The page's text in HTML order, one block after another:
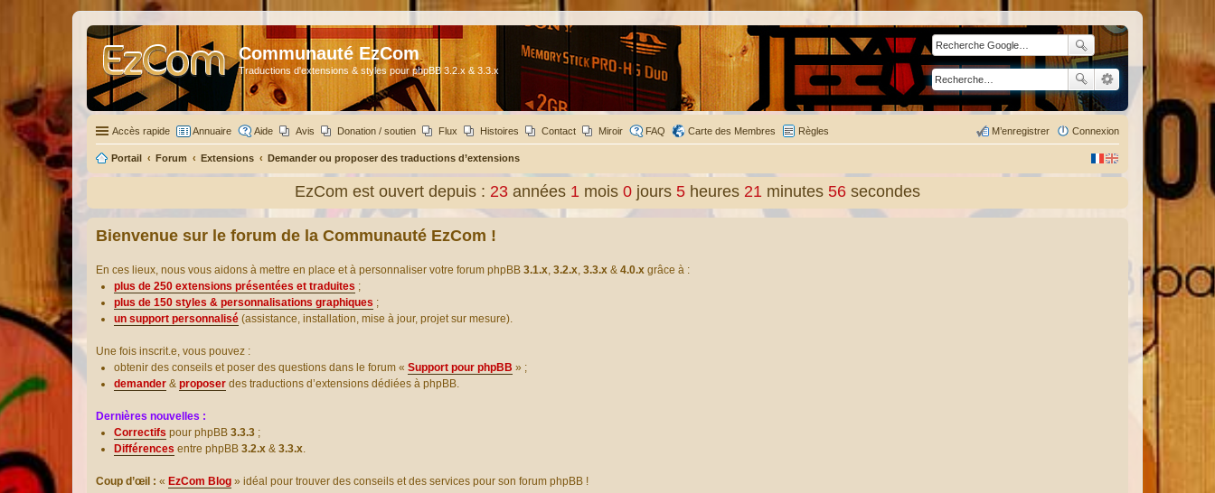
Communauté EzCom
Traductions d'extensions & styles pour phpBB 3.2.x & 3.3.x
Accès rapide Annuaire Aide Avis Donation / soutien Flux Histoires Contact Miroir FAQ Carte des Membres Règles Connexion
M’enregistrer
Portail Forum Extensions Demander ou proposer des traductions d’extensions
EzCom est ouvert depuis : 23 années 1 mois 0 jours 5 heures 21 minutes 57 secondes
Bienvenue sur le forum de la Communauté EzCom !
En ces lieux, nous vous aidons à mettre en place et à personnaliser votre forum phpBB 3.1.x, 3.2.x, 3.3.x & 4.0.x grâce à :
plus de 250 extensions présentées et traduites ;
plus de 150 styles & personnalisations graphiques ;
un support personnalisé (assistance, installation, mise à jour, projet sur mesure).
Une fois inscrit.e, vous pouvez :
obtenir des conseils et poser des questions dans le forum « Support pour phpBB » ;
demander & proposer des traductions d’extensions dédiées à phpBB.
Dernières nouvelles :
Correctifs pour phpBB 3.3.3 ;
Différences entre phpBB 3.2.x & 3.3.x.
Coup d’œil : « EzCom Blog » idéal pour trouver des conseils et des services pour son forum phpBB !